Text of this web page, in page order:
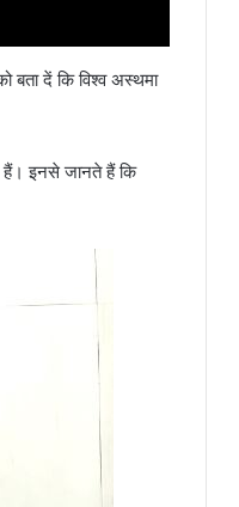
बता दें कि विश्व अस्थमा
हैं। इनसे जानते हैं कि